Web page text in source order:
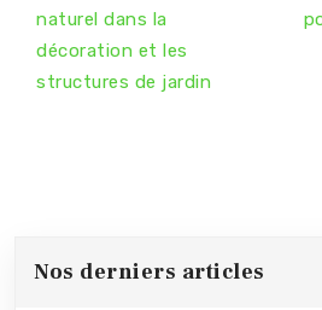
naturel dans la
décoration et les
structures de jardin
Nos derniers articles